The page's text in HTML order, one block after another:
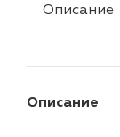
Описание
Описание